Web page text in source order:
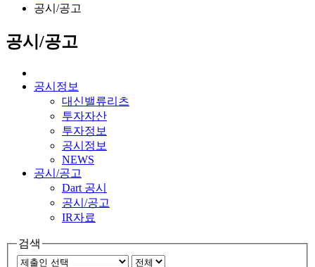
공시/공고
공시/공고
공시정보
대신밸류리츠
투자자산
투자정보
공시정보
NEWS
공시/공고
Dart 공시
공시/공고
IR자료
검색